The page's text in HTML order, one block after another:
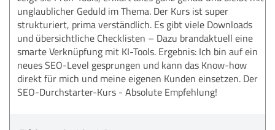
unglaublicher Geduld im Thema. Der Kurs ist super
strukturiert, prima verständlich. Es gibt viele Downloads
und übersichtliche Checklisten – Dazu brandaktuell eine
smarte Verknüpfung mit KI-Tools. Ergebnis: Ich bin auf ein
neues SEO-Level gesprungen und kann das Know-how
direkt für mich und meine eigenen Kunden einsetzen. Der
SEO-Durchstarter-Kurs - Absolute Empfehlung!